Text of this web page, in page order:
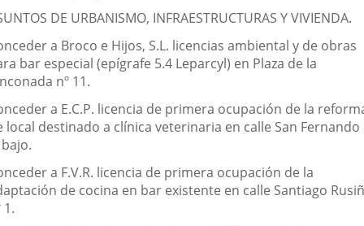
DE URBANISMO, INFRAESTRUCTURAS Y VIVIENDA.
a Broco e Hijos, S.L. licencias ambiental y de obras
bar especial (epígrafe 5.4 Leparcyl) en Plaza de la
nº 11.
a E.C.P. licencia de primera ocupación de la
local destinado a clínica veterinaria en calle San Fernando
a F.V.R. licencia de primera ocupación de la
de cocina en bar existente en calle Santiago
1.